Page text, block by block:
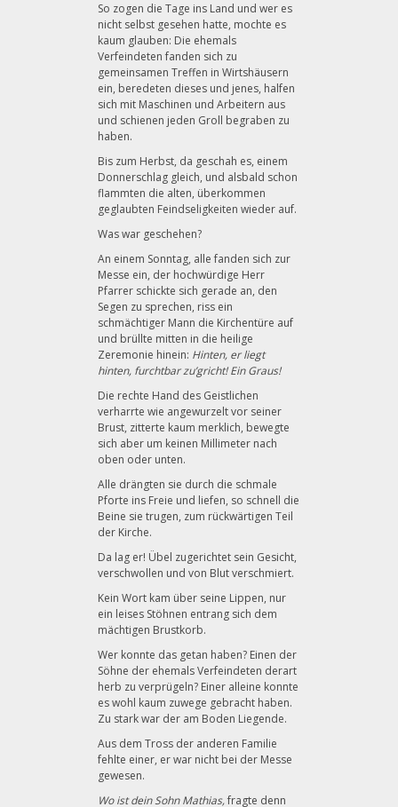
So zogen die Tage ins Land und wer es
nicht selbst gesehen hatte, mochte es
kaum glauben: Die ehemals
Verfeindeten fanden sich zu
gemeinsamen Treffen in Wirtshäusern
ein, beredeten dieses und jenes, halfen
sich mit Maschinen und Arbeitern aus
und schienen jeden Groll begraben zu
haben.
Bis zum Herbst, da geschah es, einem
Donnerschlag gleich, und alsbald schon
flammten die alten, überkommen
geglaubten Feindseligkeiten wieder auf.
Was war geschehen?
An einem Sonntag, alle fanden sich zur
Messe ein, der hochwürdige Herr
Pfarrer schickte sich gerade an, den
Segen zu sprechen, riss ein
schmächtiger Mann die Kirchentüre auf
und brüllte mitten in die heilige
Zeremonie hinein: Hinten, er liegt
hinten, furchtbar zu’gricht! Ein Graus!
Die rechte Hand des Geistlichen
verharrte wie angewurzelt vor seiner
Brust, zitterte kaum merklich, bewegte
sich aber um keinen Millimeter nach
oben oder unten.
Alle drängten sie durch die schmale
Pforte ins Freie und liefen, so schnell die
Beine sie trugen, zum rückwärtigen Teil
der Kirche.
Da lag er! Übel zugerichtet sein Gesicht,
verschwollen und von Blut verschmiert.
Kein Wort kam über seine Lippen, nur
ein leises Stöhnen entrang sich dem
mächtigen Brustkorb.
Wer konnte das getan haben? Einen der
Söhne der ehemals Verfeindeten derart
herb zu verprügeln? Einer alleine konnte
es wohl kaum zuwege gebracht haben.
Zu stark war der am Boden Liegende.
Aus dem Tross der anderen Familie
fehlte einer, er war nicht bei der Messe
gewesen.
Wo ist dein Sohn Mathias,fragte denn